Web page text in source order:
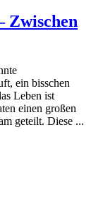
Zwischen
ein bisschen
Leben ist
einen großen
geteilt. Diese ...